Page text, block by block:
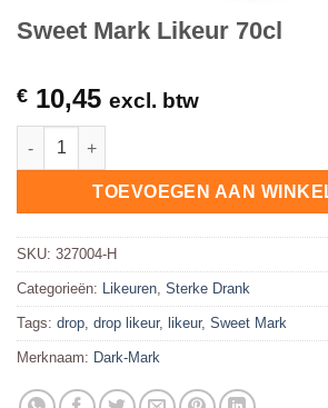
Sweet Mark Likeur 70cl
€ 10,45 excl. btw
Sweet Mark Likeur 70cl hoeveelheid
TOEVOEGEN AAN
SKU: 327004-H
Categorieën: Likeuren Sterke Drank
Tags: drop drop likeur, likeur, Sweet Mark
Merknaam: Dark-Mark